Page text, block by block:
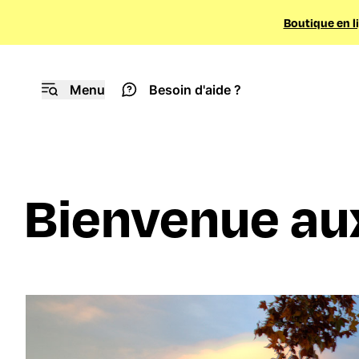
Boutique en
Menu Besoin d'aide ?
Bienvenue